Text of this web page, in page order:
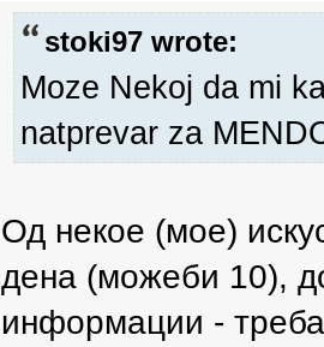
stoki97 wrote:
Moze Nekoj da mi
natprevar za
Од некое (мое)
дена (можеби 10),
информации -